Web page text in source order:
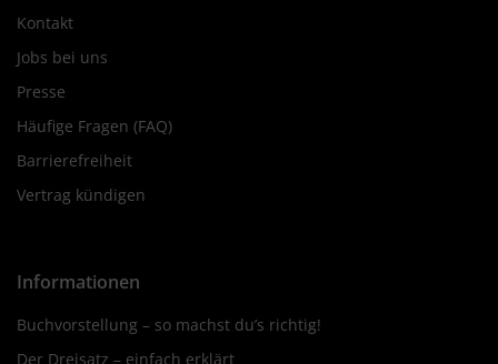
Kontakt
Jobs bei uns
Presse
Häufige Fragen (FAQ)
Barrierefreiheit
Vertrag kündigen
Informationen
Buchvorstellung – so machst du’s richtig!
Der Dreisatz – einfach erklärt